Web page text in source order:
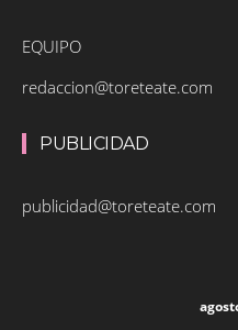
EQUIPO
redaccion@toreteate.com
PUBLICIDAD
publicidad@toreteate.com